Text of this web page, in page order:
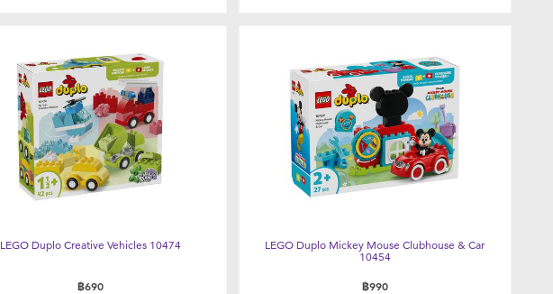
LEGO Duplo Creative Vehicles 10474
฿690
LEGO Duplo Mickey Mouse Clubhouse & Car
10454
฿990